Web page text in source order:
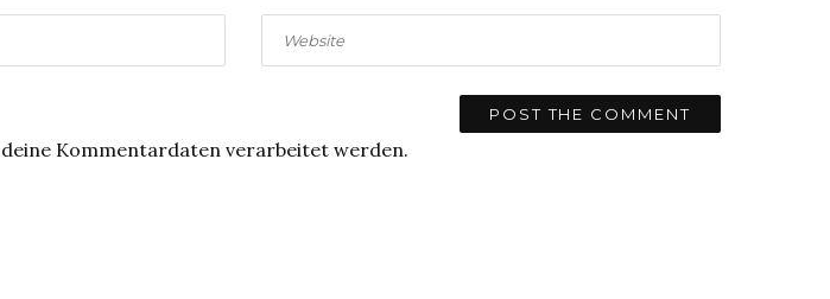
Kommentardaten verarbeitet werden.